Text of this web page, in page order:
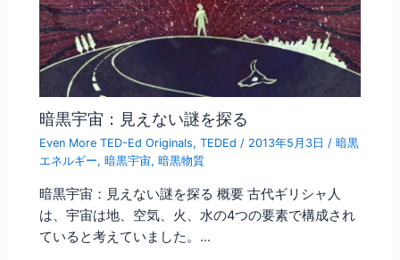
暗黒宇宙：見えない謎を探る
Even More TED-Ed Originals,TEDEd / 2013年5月3日 /暗黒
エネルギー,暗黒宇宙,暗黒物質
暗黒宇宙：見えない謎を探る 概要 古代ギリシャ人
は、宇宙は地、空気、火、水の4つの要素で構成され
ていると考えていました。…